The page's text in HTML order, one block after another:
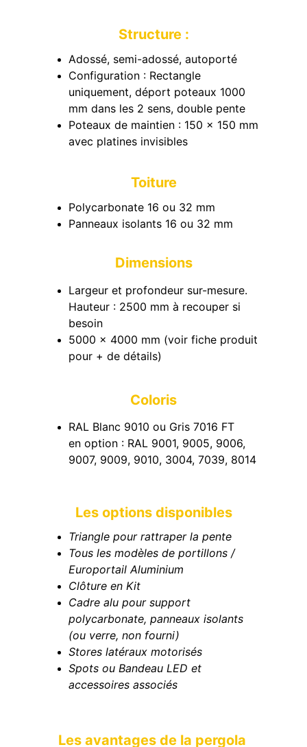
Adossé, semi-adossé, autoporté
Configuration : Rectangle
uniquement, déport poteaux 1000
mm dans les 2 sens, double pente
Poteaux de maintien : 150 x 150 mm
avec platines invisibles
Structure :
Toiture
Polycarbonate 16 ou 32 mm
Panneaux isolants 16 ou 32 mm
Dimensions
Largeur et profondeur sur-mesure.
Hauteur : 2500 mm à recouper si
besoin
5000 x 4000 mm (voir fiche produit
pour + de détails)
Coloris
RAL Blanc 9010 ou Gris 7016 FT
en option : RAL 9001, 9005, 9006,
9007, 9009, 9010, 3004, 7039, 8014
Les options disponibles
Triangle pour rattraper la pente
Tous les modèles de portillons /
Europortail Aluminium
Clôture en Kit
Cadre alu pour support
polycarbonate, panneaux isolants
(ou verre, non fourni)
Stores latéraux motorisés
Spots ou Bandeau LED et
accessoires associés
Les avantages de la pergola